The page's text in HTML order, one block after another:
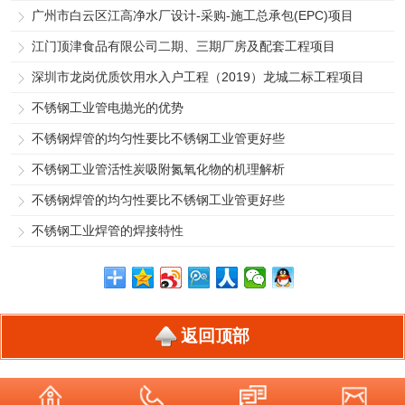
广州市白云区江高净水厂设计-采购-施工总承包(EPC)项目
江门顶津食品有限公司二期、三期厂房及配套工程项目
深圳市龙岗优质饮用水入户工程（2019）龙城二标工程项目
不锈钢工业管电抛光的优势
不锈钢焊管的均匀性要比不锈钢工业管更好些
不锈钢工业管活性炭吸附氮氧化物的机理解析
不锈钢焊管的均匀性要比不锈钢工业管更好些
不锈钢工业焊管的焊接特性
返回顶部